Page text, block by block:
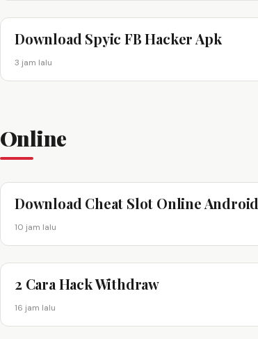
Download Spyic FB Hacker Apk
3 jam lalu
Online
Download Cheat Slot Online Android
10 jam lalu
2 Cara Hack Withdraw
16 jam lalu